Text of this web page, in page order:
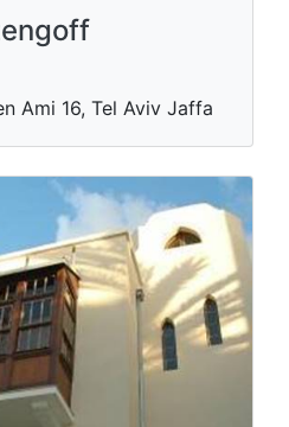
Ami 16, Tel Aviv Jaffa